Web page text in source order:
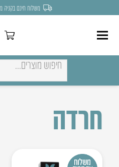
משלוח חינם בקניה מעל
חרדה